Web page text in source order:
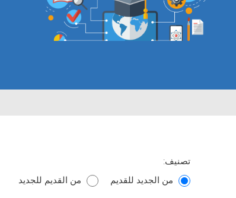
تصنيف:
من الجديد للقديم
من القديم للجديد